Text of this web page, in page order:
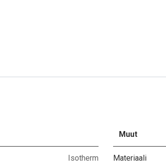
Isotherm
Muut
Materiaali